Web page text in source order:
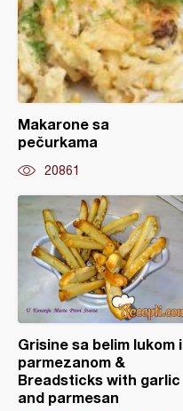
Makarone sa
pečurkama
20861
Grisine sa belim lukom i
parmezanom &
Breadsticks with garlic
and parmesan